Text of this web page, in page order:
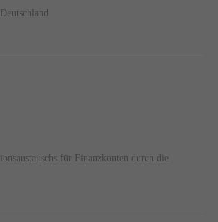
für Finanzkonten durch die